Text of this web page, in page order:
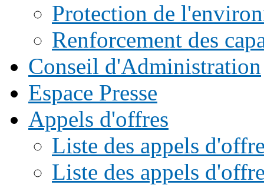
Protection de
Renforcement des
Conseil d'Administration
Espace Presse
Appels d'offres
Liste des appels
Liste des appels